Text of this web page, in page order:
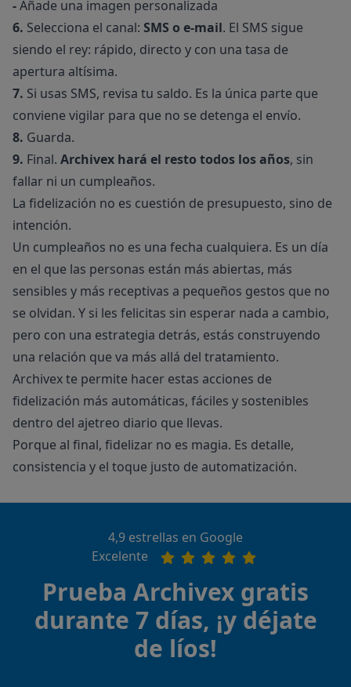
-Añade una imagen personalizada
6. Selecciona el canal: SMS o e-mail. El SMS sigue
siendo el rey: rápido, directo y con una tasa de
apertura altísima.
7. Si usas SMS, revisa tu saldo. Es la única parte que
conviene vigilar para que no se detenga el envío.
8. Guarda.
9. Final. Archivex hará el resto todos los años, sin
fallar ni un cumpleaños.
La fidelización no es cuestión de presupuesto, sino de
intención.
Un cumpleaños no es una fecha cualquiera. Es un día
en el que las personas están más abiertas, más
sensibles y más receptivas a pequeños gestos que no
se olvidan. Y si les felicitas sin esperar nada a cambio,
pero con una estrategia detrás, estás construyendo
una relación que va más allá del tratamiento.
Archivex te permite hacer estas acciones de
fidelización más automáticas, fáciles y sostenibles
dentro del ajetreo diario que llevas.
Porque al final, fidelizar no es magia. Es detalle,
consistencia y el toque justo de automatización.
4,9 estrellas en Google
Excelente
Prueba Archivex gratis
durante 7 días, ¡y déjate
de líos!